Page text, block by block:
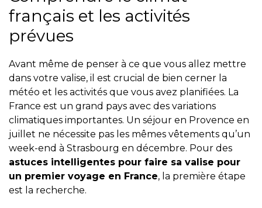
français et les activités
prévues
Avant même de penser à ce que vous allez mettre
dans votre valise, il est crucial de bien cerner la
météo et les activités que vous avez planifiées. La
France est un grand pays avec des variations
climatiques importantes. Un séjour en Provence en
juillet ne nécessite pas les mêmes vêtements qu’un
week-end à Strasbourg en décembre. Pour des
astuces intelligentes pour faire sa valise pour
un premier voyage en France, la première étape
est la recherche.